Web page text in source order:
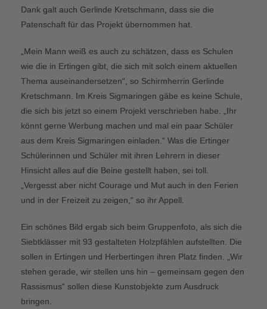
Dank galt auch Gerlinde Kretschmann, dass sie die
Patenschaft für das Projekt übernommen hat.
„Mein Mann weiß es auch zu schätzen, dass es Schulen
wie die in Ertingen gibt, die sich mit solch einem aktuellen
Thema auseinandersetzen“, so Schirmherrin Gerlinde
Kretschmann. Im Kreis Sigmaringen gäbe es keine Schule,
die sich bis jetzt so einem Projekt verschrieben habe. „Ihr
könnt gerne Werbung machen und mal ein paar Schüler
aus dem Kreis Sigmaringen einladen.“ Was die Ertinger
Schülerinnen und Schüler mit ihren Lehrern in dieser
Hinsicht alles auf die Beine gestellt haben, sei toll.
„Vergesst aber nicht Courage und Mut auch in den Ferien
und in der Freizeit zu zeigen,“ so ihr Appell.
Ein schönes Bild ergab sich beim Gruppenfoto, als sich die
Siebtklässer mit 93 gestalteten Holzpfählen aufstellten. Die
sollen in Ertingen und Herbertingen ihren Platz finden. „Wir
stehen gerade, wir stellen uns hin – gemeinsam gegen den
Rassismus“ sollen diese Kunstobjekte zum Ausdruck
bringen.